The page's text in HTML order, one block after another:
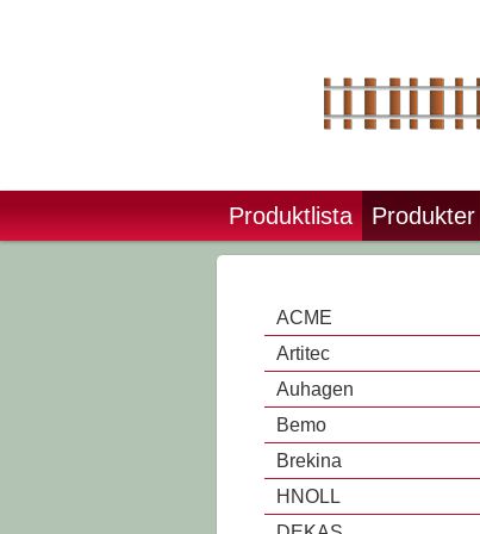
Produktlista Produkter
ACME
Artitec
Auhagen
Bemo
Brekina
HNOLL